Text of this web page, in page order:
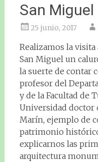
San Miguel
25 junio, 2017
Realizamos la
San Miguel un
la suerte de contar
profesor del
y de la Facultad de
Universidad doctor
Marín, ejemplo de
patrimonio
explicarnos las
arquitectura